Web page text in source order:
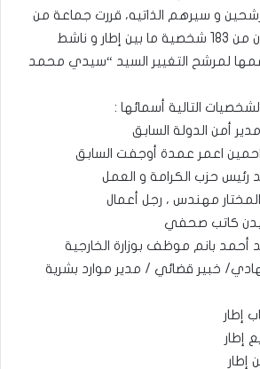
و سيرهم الذاتيه، قررت جماعة من
أبناء شمس الدين تتكون من 183 شخصية ما بين إطار و ناشط
لمرشح التغيير السيد “سيدي محمد
التالية أسمائها :
خبير قضائي / مدير موارد بشرية